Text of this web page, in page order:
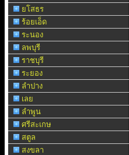
ยโสธร
ร้อยเอ็ด
ระนอง
ลพบุรี
ราชบุรี
ระยอง
ลำปาง
เลย
ลำพูน
ศรีสะเกษ
สตูล
สงขลา